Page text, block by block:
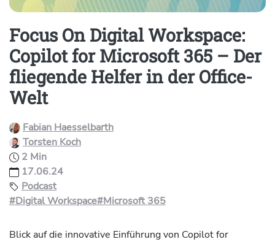
Focus On Digital Workspace:
Copilot for Microsoft 365 – Der
fliegende Helfer in der Office-
Welt
Fabian Haesselbarth
Torsten Koch
2 Min
17.06.24
Podcast
#Digital Workspace#Microsoft 365
Blick auf die innovative Einführung von Copilot for